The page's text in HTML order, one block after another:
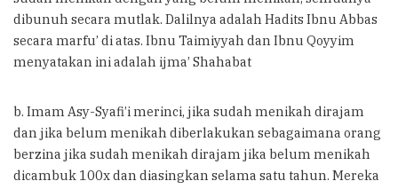
dibunuh secara mutlak. Dalilnya adalah Hadits Ibnu Abbas
secara marfu’ di atas. Ibnu Taimiyyah dan Ibnu Qoyyim
menyatakan ini adalah ijma’ Shahabat
b. Imam Asy-Syafi’i merinci, jika sudah menikah dirajam
dan jika belum menikah diberlakukan sebagaimana orang
berzina jika sudah menikah dirajam jika belum menikah
dicambuk 100x dan diasingkan selama satu tahun. Mereka